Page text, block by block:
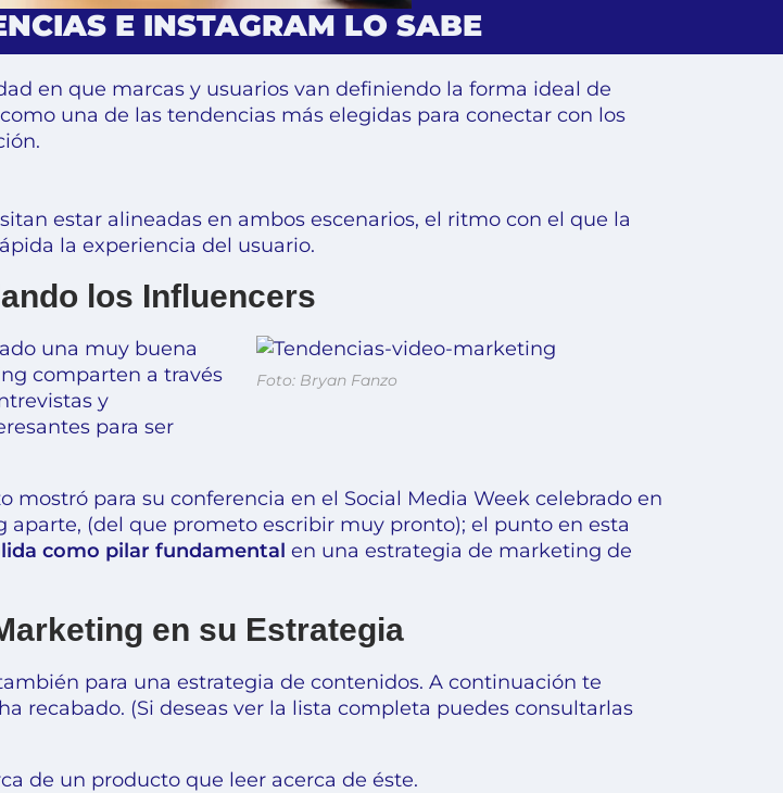
E INSTAGRAM LO SABE
en que marcas y usuarios van definiendo la forma ideal de
una de las tendencias más elegidas para conectar con los
estar alineadas en ambos escenarios, el ritmo con el que la
la experiencia del usuario.
los Influencers
Foto: Bryan Fanzo
una muy buena
comparten a través
y
para ser
mostró para su conferencia en el Social Media Week celebrado en
aparte, (del que prometo escribir muy pronto); el punto en esta
como pilar fundamental en una estrategia de marketing de
en su Estrategia
para una estrategia de contenidos. A continuación te
recabado. (Si deseas ver la lista completa puedes consultarlas
de un producto que leer acerca de éste.